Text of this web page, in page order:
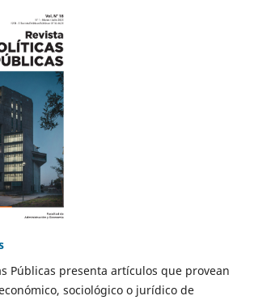
Públicas presenta artículos que provean
sociológico o jurídico de